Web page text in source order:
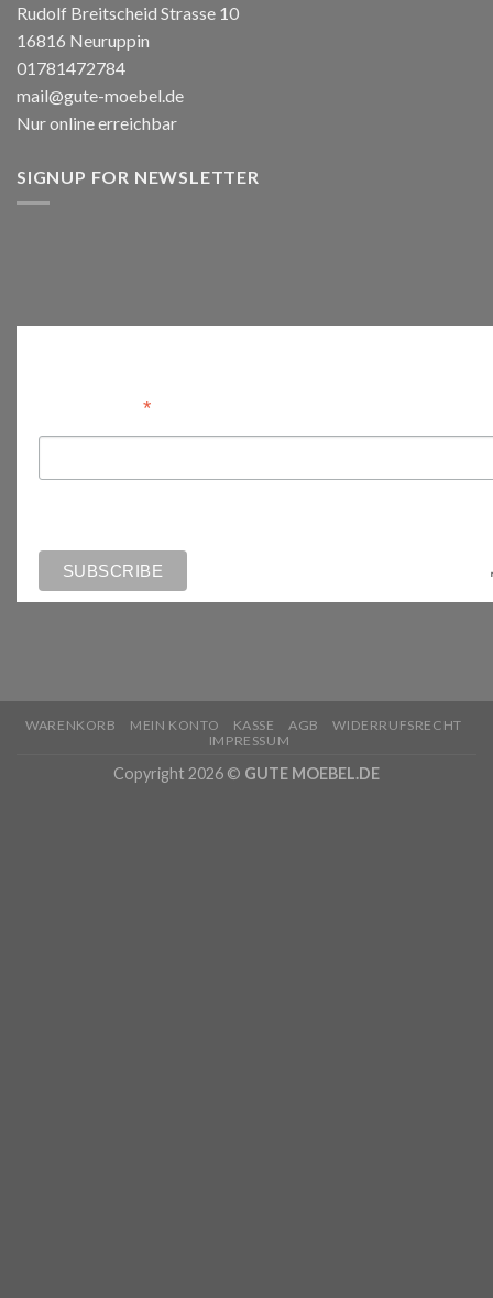
Rudolf Breitscheid Strasse 10
16816 Neuruppin
01781472784
mail@gute-moebel.de
Nur online erreichbar
SIGNUP FOR NEWSLETTER
*
WARENKORB MEIN KONTO KASSE AGB
WIDERRUFSRECHT
IMPRESSUM
Copyright 2026 © GUTE MOEBEL.DE